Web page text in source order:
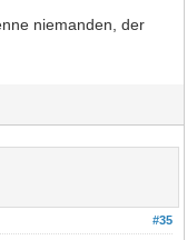
niemanden, der
#35